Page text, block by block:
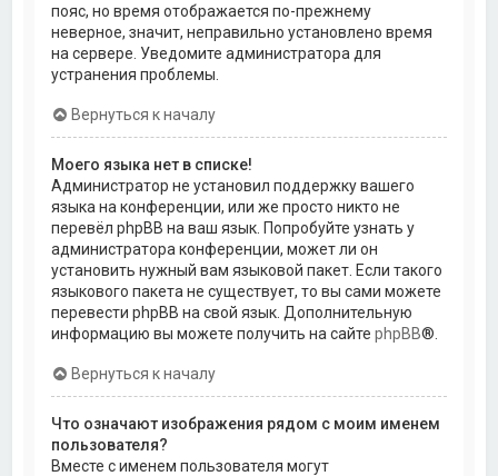
пояс, но время отображается по-прежнему
неверное, значит, неправильно установлено время
на сервере. Уведомите администратора для
устранения проблемы.
Вернуться к началу
Моего языка нет в списке!
Администратор не установил поддержку вашего
языка на конференции, или же просто никто не
перевёл phpBB на ваш язык. Попробуйте узнать у
администратора конференции, может ли он
установить нужный вам языковой пакет. Если такого
языкового пакета не существует, то вы сами можете
перевести phpBB на свой язык. Дополнительную
информацию вы можете получить на сайтеphpBB®.
Вернуться к началу
Что означают изображения рядом с моим именем
пользователя?
Вместе с именем пользователя могут